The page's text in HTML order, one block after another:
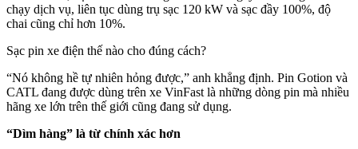
chạy dịch vụ, liên tục dùng trụ sạc 120 kW và sạc đầy 100%, độ
chai cũng chỉ hơn 10%.
Sạc pin xe điện thế nào cho đúng cách?
“Nó không hề tự nhiên hỏng được,” anh khẳng định. Pin Gotion và
CATL đang được dùng trên xe VinFast là những dòng pin mà nhiều
hãng xe lớn trên thế giới cũng đang sử dụng.
“Dìm hàng” là từ chính xác hơn